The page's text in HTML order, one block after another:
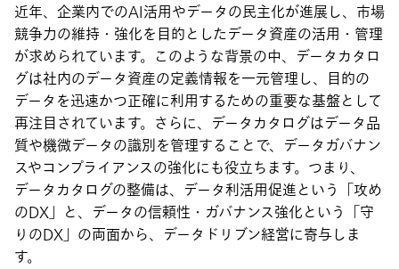
近年、企業内でのAI活用やデータの民主化が進展し、市場
競争力の維持・強化を目的としたデータ資産の活用・管理
が求められています。このような背景の中、データカタロ
グは社内のデータ資産の定義情報を一元管理し、目的の
データを迅速かつ正確に利用するための重要な基盤として
再注目されています。さらに、データカタログはデータ品
質や機微データの識別を管理することで、データガバナン
スやコンプライアンスの強化にも役立ちます。つまり、
データカタログの整備は、データ利活用促進という「攻め
のDX」と、データの信頼性・ガバナンス強化という「守
りのDX」の両面から、データドリブン経営に寄与しま
す。